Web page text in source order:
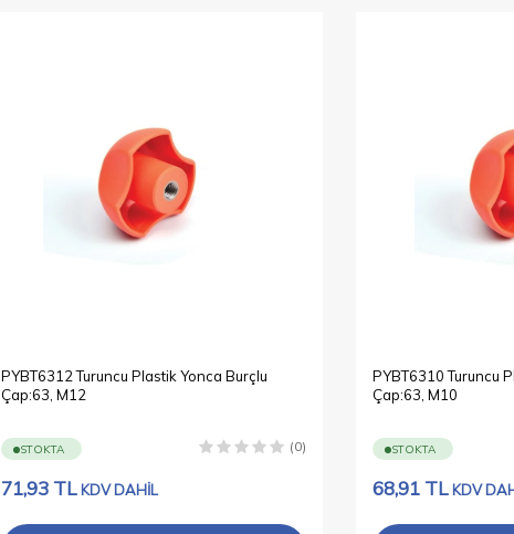
PYBT6312 Turuncu Plastik Yonca Burçlu
Çap:63, M12
STOKTA (0)
71,93 TL KDV DAHİL
PYBT6310 Turuncu
Çap:63, M10
STOKTA
68,91 TL KDV